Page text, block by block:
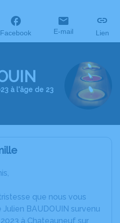
Facebook E-mail Lien
à l'âge de 23
que nous vous
BAUDOUIN survenu
à Chateauneuf sur